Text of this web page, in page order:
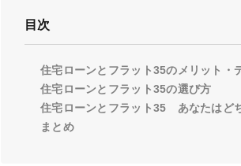
目次
住宅ローンとフラット35のメリット・
住宅ローンとフラット35の選び方
住宅ローンとフラット35 あなたはど
まとめ